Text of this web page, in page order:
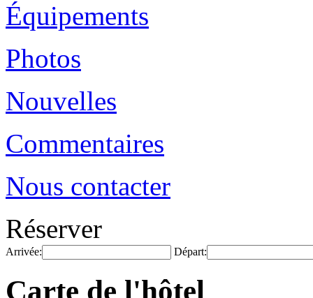
Équipements
Photos
Nouvelles
Commentaires
Nous contacter
Réserver
Arrivée: Départ:
Carte de l'hôtel